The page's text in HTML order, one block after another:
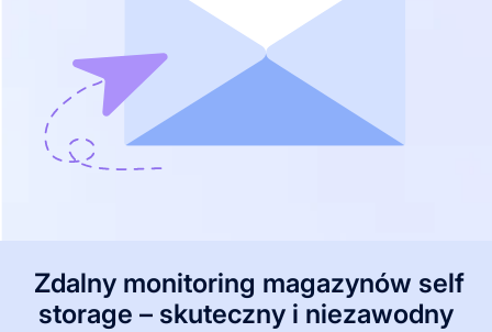
Zdalny monitoring magazynów self
storage – skuteczny i niezawodny